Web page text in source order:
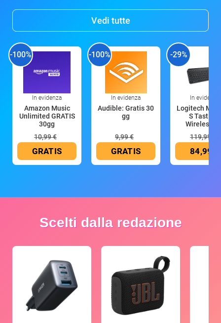
Vedi tutte
-100%
In evidenza
Amazon Music
Unlimited GRATIS
30gg
10,99 €
GRATIS
-100%
In evidenza
Audible: Gratis 30
gg
9,99 €
GRATIS
-29%
In evidenza
Logitech MX
S Tastiera
Wireless
119,99 €
84,99 €
Scelti dalla redazione